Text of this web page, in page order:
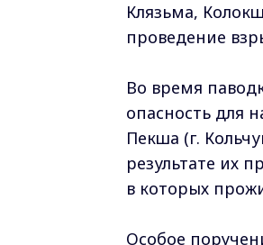
Клязьма,
проведение
Во время
опасность для
Пекша (г.
результате их
в которых
Особое